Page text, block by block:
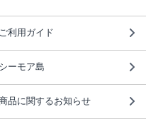
ご利用ガイド
シーモア島
品に関するお知らせ